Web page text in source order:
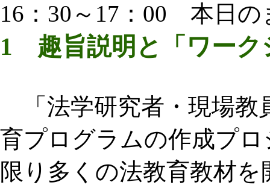
16：30～17：00 本日の
1 趣旨説明と「ワーク
「法学研究者・現場教
育プログラムの作成プ
限り多くの法教育教材